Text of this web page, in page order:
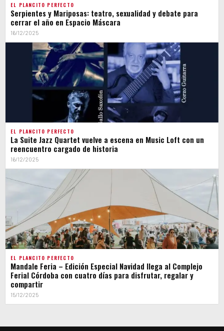
EL PLANCITO PERFECTO
Serpientes y Mariposas: teatro, sexualidad y debate para
cerrar el año en Espacio Máscara
16/12/2025
EL PLANCITO PERFECTO
La Suite Jazz Quartet vuelve a escena en Music Loft con un
reencuentro cargado de historia
16/12/2025
EL PLANCITO PERFECTO
Mandale Feria – Edición Especial Navidad llega al Complejo
Ferial Córdoba con cuatro días para disfrutar, regalar y
compartir
15/12/2025